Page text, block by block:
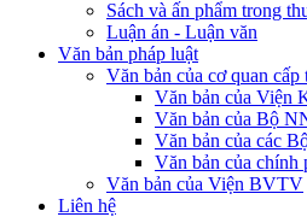
Sách và ấn phẩm trong
Luận án - Luận văn
Văn bản pháp luật
Văn bản của cơ quan cấp
Văn bản của Viện
Văn bản của Bộ
Văn bản của các
Văn bản của chính
Văn bản của Viện BVTV
Liên hệ